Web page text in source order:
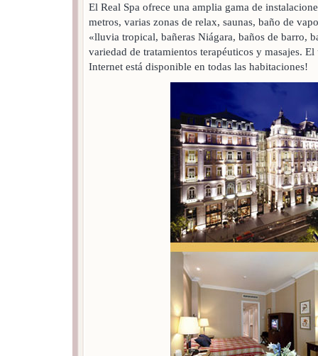
El Real Spa ofrece una amplia gama de
metros, varias zonas de relax, saunas, baño de
«lluvia tropical, bañeras Niágara, baños de barro,
variedad de tratamientos terapéuticos y masajes.
Internet está disponible en todas las habitaciones!